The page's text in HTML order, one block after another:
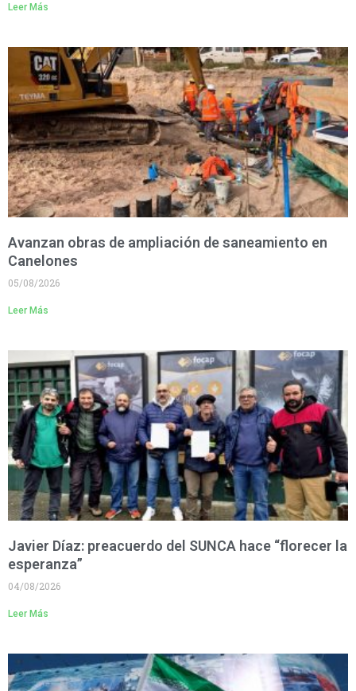
Leer Más
Avanzan obras de ampliación de saneamiento en
Canelones
05/08/2026
Leer Más
Javier Díaz: preacuerdo del SUNCA hace “florecer la
esperanza”
04/08/2026
Leer Más